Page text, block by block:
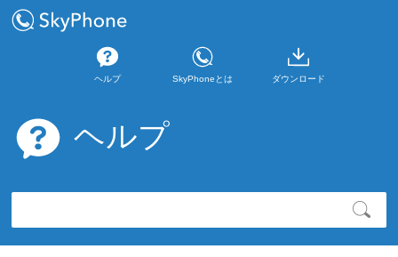
ヘルプ SkyPhoneとは ダウンロード
ヘルプ